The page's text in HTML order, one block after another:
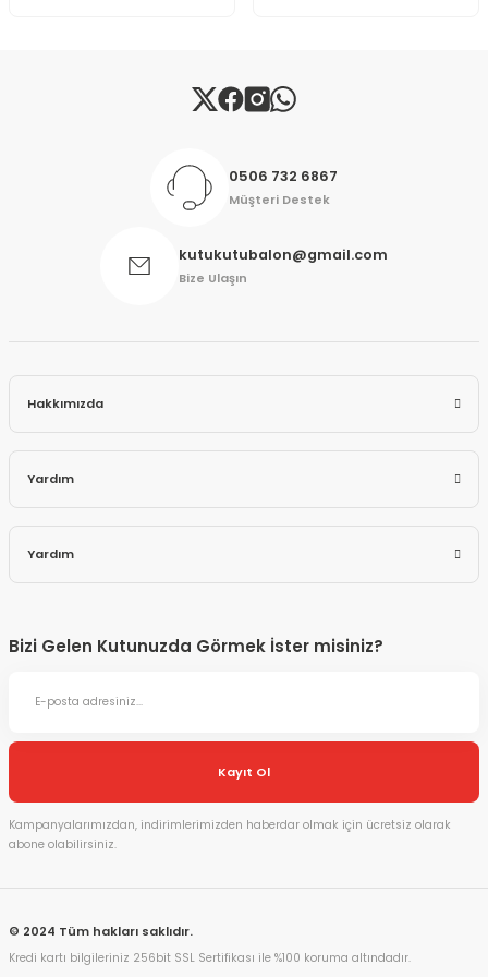
Gönder
0506 732 6867
Müşteri Destek
kutukutubalon@gmail.com
Bize Ulaşın
Hakkımızda
Yardım
Yardım
Bizi Gelen Kutunuzda Görmek İster misiniz?
Kayıt Ol
Kampanyalarımızdan, indirimlerimizden haberdar olmak için ücretsiz olarak
abone olabilirsiniz.
© 2024 Tüm hakları saklıdır.
Kredi kartı bilgileriniz 256bit SSL Sertifikası ile %100 koruma altındadır.